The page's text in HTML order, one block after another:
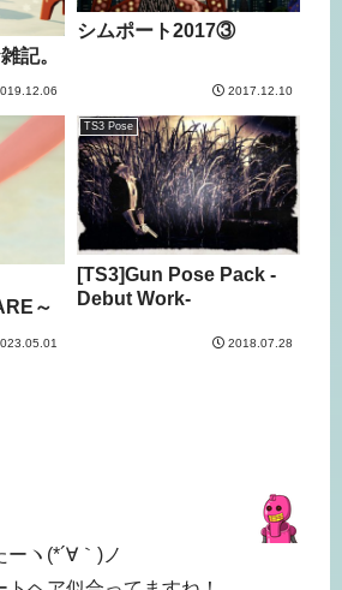
記。
シムポート2017③
2017.12.10
～
TS3 Pose
[TS3]Gun Pose Pack -
Debut Work-
2018.07.28
ヽ(*´∀｀)ノ